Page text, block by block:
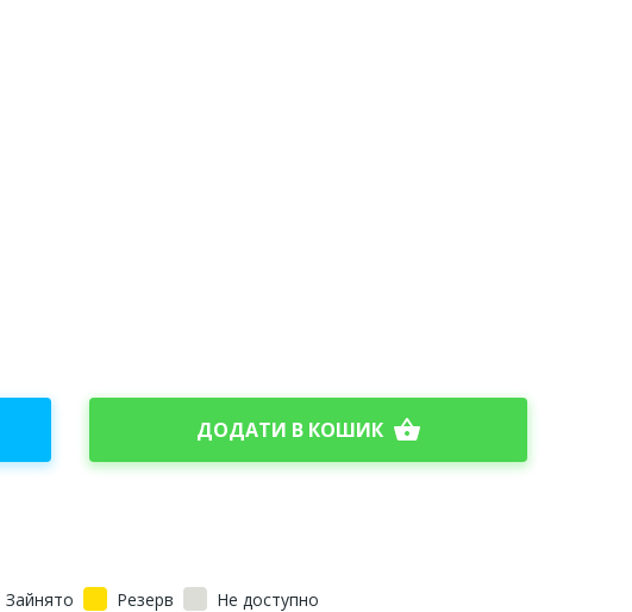
ДОДАТИ В КОШИК shopping_basket
Зайнято Резерв Не доступно